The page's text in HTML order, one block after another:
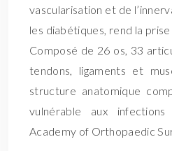
vascularisation et de
les diabétiques, rend la
Composé de 26 os, 33
tendons, ligaments et
structure anatomique
vulnérable aux
Academy of Orthopaedic